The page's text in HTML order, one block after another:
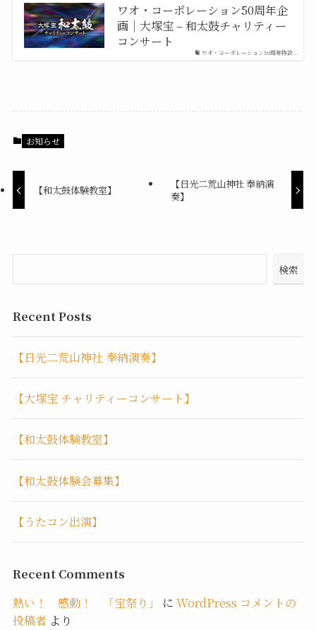
ワオ・コーポレーション50周年特設...
ワオ・コーポレーション50周年企
画｜大塚宝 – 和太鼓チャリティー
コンサート
お知らせ
【和太鼓体験教室】
【日光二荒山神社 奉納演
奏】
検索
Recent Posts
【日光二荒山神社 奉納演奏】
【大塚宝 チャリティーコンサート】
【和太鼓体験教室】
【和太鼓体験会募集】
【うたコン出演】
Recent Comments
熱い！ 感動！ 「宝祭り」
に WordPress コメントの
投稿者より